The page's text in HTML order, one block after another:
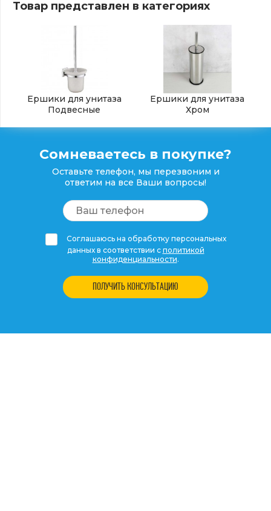
Товар представлен в категориях
Ершики для унитаза
Подвесные
Ершики для унитаза
Хром
Сомневаетесь в покупке?
Оставьте телефон, мы перезвоним и
ответим на все Ваши вопросы!
Соглашаюсь на обработку персональных
данных в соответствии с политикой
конфиденциальности.
ПОЛУЧИТЬ КОНСУЛЬТАЦИЮ